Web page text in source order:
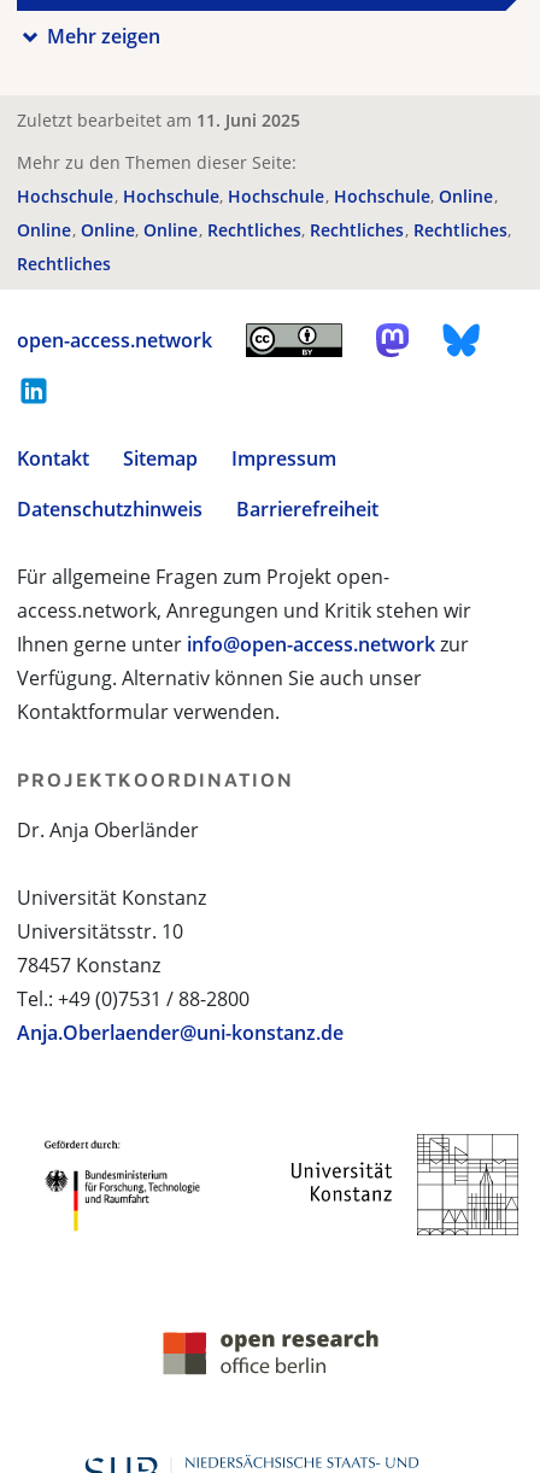
Mehr zeigen
Zuletzt bearbeitet am 11. Juni 2025
Mehr zu den Themen dieser Seite:
Hochschule Hochschule Hochschule Hochschule Online
Online Online Online Rechtliches Rechtliches Rechtliches
Rechtliches
open-access.network
Kontakt Sitemap
Impressum
Datenschutzhinweis
Barrierefreiheit
Für allgemeine Fragen zum Projekt open-
access.network, Anregungen und Kritik stehen wir
Ihnen gerne unter info@open-access.networkzur
Verfügung. Alternativ können Sie auch unser
Kontaktformular verwenden.
PROJEKTKOORDINATION
Dr. Anja Oberländer
Universität Konstanz
Universitätsstr. 10
78457 Konstanz
Tel.: +49 (0)7531 / 88-2800
Anja.Oberlaender@uni-konstanz.de